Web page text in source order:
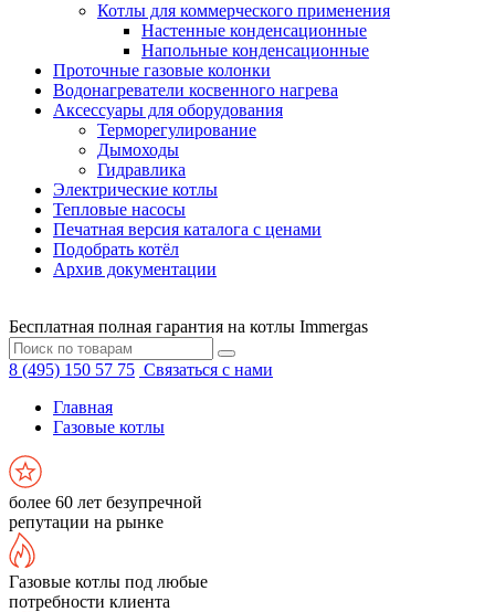
Котлы для коммерческого применения
Настенные конденсационные
Напольные конденсационные
Проточные газовые колонки
Водонагреватели косвенного нагрева
Аксессуары для оборудования
Терморегулирование
Дымоходы
Гидравлика
Электрические котлы
Тепловые насосы
Печатная версия каталога с ценами
Подобрать котёл
Архив документации
Бесплатная полная гарантия на котлы Immergas
8 (495) 150 57 75 Связаться с нами
Главная
Газовые котлы
более 60 лет безупречной
репутации на рынке
Газовые котлы под любые
потребности клиента